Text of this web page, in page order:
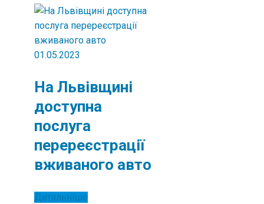
01.05.2023
На Львівщині
доступна
послуга
перереєстрації
вживаного авто
Детальніше